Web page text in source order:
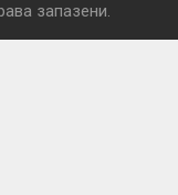
запазени.